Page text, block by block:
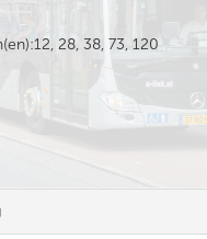
12, 28, 38, 73, 120